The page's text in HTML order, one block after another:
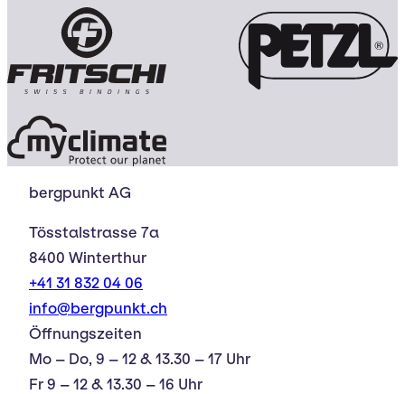
bergpunkt AG
Tösstalstrasse 7a
8400 Winterthur
+41 31 832 04 06
info@bergpunkt.ch
Öffnungszeiten
Mo – Do, 9 – 12 & 13.30 – 17 Uhr
Fr 9 – 12 & 13.30 – 16 Uhr